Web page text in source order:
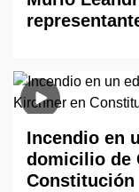
Incendio en
domicilio de
Constitución